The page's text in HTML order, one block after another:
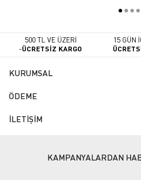
500 TL VE ÜZERİ
-ÜCRETSİZ KARGO
15 GÜN
KURUMSAL
ÖDEME
İLETİŞİM
KAMPANYALARDAN